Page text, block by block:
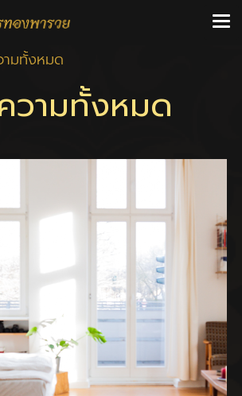
มทั้งหมด
วามทั้งหมด